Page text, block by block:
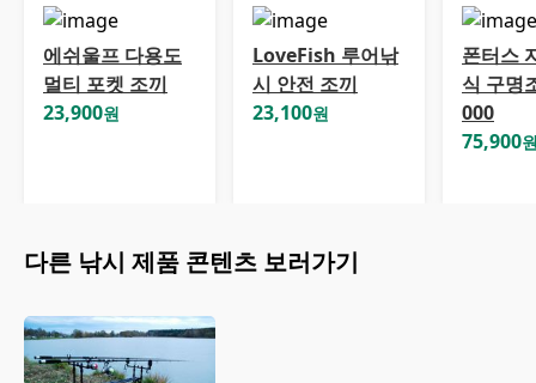
에쉬울프 다용도
멀티 포켓 조끼
23,900원
LoveFish 루어낚
시 안전 조끼
23,100원
폰터스
식 구명
000
75,900
다른 낚시 제품 콘텐츠 보러가기